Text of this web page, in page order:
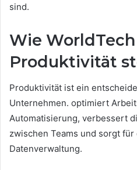
sind.
Wie
Produktivität
Produktivität ist ein
Unternehmen. optimiert
Automatisierung, verbessert
zwischen Teams und sorgt
Datenverwaltung.